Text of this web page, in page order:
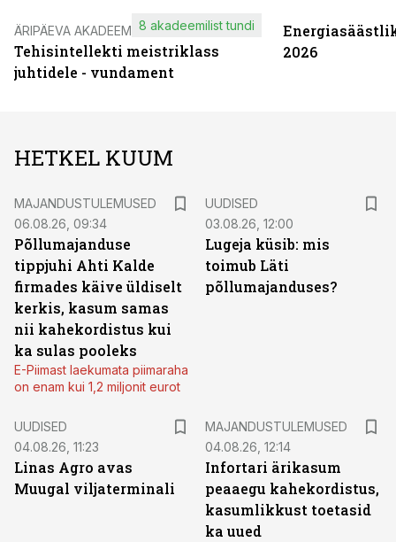
ÄRIPÄEVA AKADEEMIA
Tehisintellekti meistriklass
juhtidele - vundament
8 akadeemilist tundi
2026
HETKEL KUUM
MAJANDUSTULEMUSED
06.08.26, 09:34
Põllumajanduse
tippjuhi Ahti Kalde
firmades käive üldiselt
kerkis, kasum samas
nii kahekordistus kui
ka sulas pooleks
E-Piimast laekumata piimaraha
on enam kui 1,2 miljonit eurot
UUDISED
03.08.26, 12:00
Lugeja küsib: mis
toimub Läti
põllumajanduses?
UUDISED
04.08.26, 11:23
Linas Agro avas
Muugal viljaterminali
MAJANDUSTULEMUSED
04.08.26, 12:14
Infortari ärikasum
peaaegu kahekordistus,
kasumlikkust toetasid
ka uued